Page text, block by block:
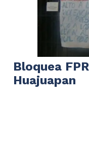
Bloquea
Huajuapan